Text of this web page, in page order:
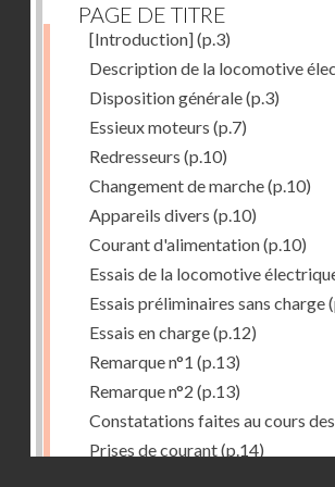
PAGE DE TITRE
[Introduction](p.3)
Description de la locomotive
Disposition générale(p.3)
Essieux moteurs (p.7)
Redresseurs (p.10)
Changement de marche(p.10)
Appareils divers (p.10)
Courant d'alimentation(p.10)
Essais de la locomotive
Essais préliminaires sans charge
Essais en charge(p.12)
Remarque n°1 (p.13)
Remarque n°2 (p.13)
Constatations faites au cours
Prises de courant(p.14)